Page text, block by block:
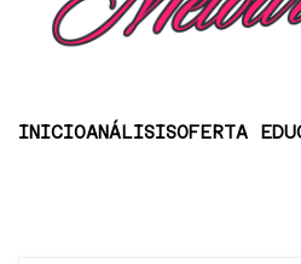
INICIOANÁLISISOFERTA